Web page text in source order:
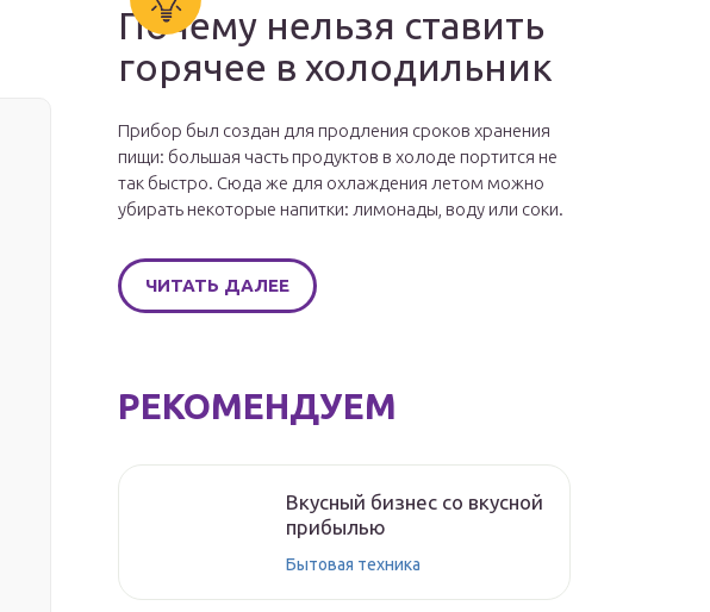
Почему нельзя ставить
горячее в холодильник
Прибор был создан для продления сроков хранения
пищи: большая часть продуктов в холоде портится не
так быстро. Сюда же для охлаждения летом можно
убирать некоторые напитки: лимонады, воду или соки.
ЧИТАТЬ ДАЛЕЕ
РЕКОМЕНДУЕМ
Вкусный бизнес со вкусной
прибылью
Бытовая техника